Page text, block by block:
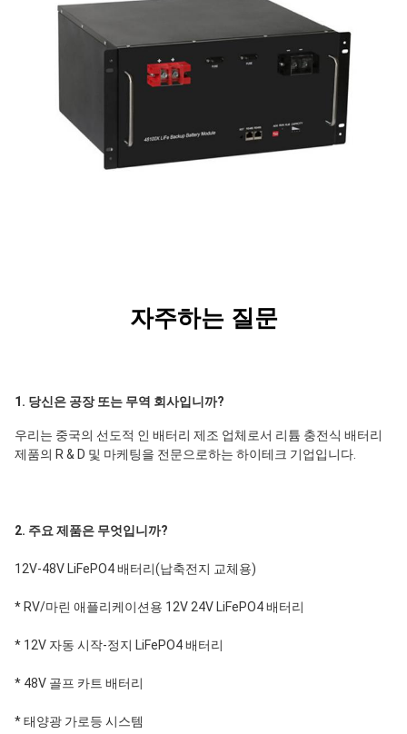
자주하는 질문
1. 당신은 공장 또는 무역 회사입니까?
우리는 중국의 선도적 인 배터리 제조 업체로서 리튬 충전식 배터리
제품의 R & D 및 마케팅을 전문으로하는 하이테크 기업입니다.
2. 주요 제품은 무엇입니까?
12V-48V LiFePO4 배터리(납축전지 교체용)
* RV/마린 애플리케이션용 12V 24V LiFePO4 배터리
* 12V 자동 시작-정지 LiFePO4 배터리
* 48V 골프 카트 배터리
* 태양광 가로등 시스템